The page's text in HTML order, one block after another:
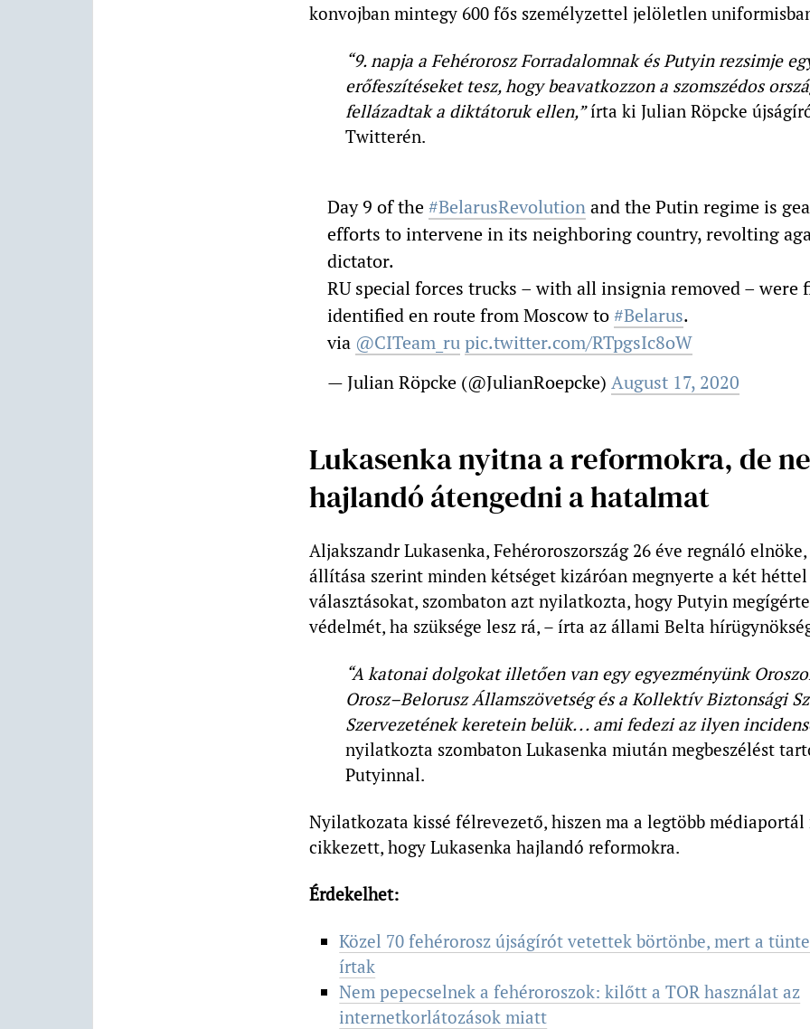
konvojban mintegy 600 fős személyzettel jelöletlen
“9. napja a Fehérorosz Forradalomnak és Putyin rezsimje
erőfeszítéseket tesz, hogy beavatkozzon a szomszédos
fellázadtak a diktátoruk ellen,”írta ki Julian Röpcke
Twitterén.
Day 9 of the#BelarusRevolutionand the Putin regime is
efforts to intervene in its neighboring country, revolting
dictator.
RU special forces trucks – with all insignia removed – were
identified en route from Moscow to#Belarus.
via @CITeam_rupic.twitter.com/RTpgsIc8oW
— Julian Röpcke (@JulianRoepcke) August 17, 2020
Lukasenka nyitna a reformokra, de
hajlandó átengedni a hatalmat
Aljakszandr Lukasenka, Fehéroroszország 26 éve regnáló
állítása szerint minden kétséget kizáróan megnyerte a két
választásokat, szombaton azt nyilatkozta, hogy Putyin
védelmét, ha szüksége lesz rá, – írta az állami Belta
“A katonai dolgokat illetően van egy egyezményünk
Orosz–Belorusz Államszövetség és a Kollektív Biztonsági
Szervezetének keretein belük. . . ami fedezi az ilyen
nyilatkozta szombaton Lukasenka miután megbeszélést
Putyinnal.
Nyilatkozata kissé félrevezető, hiszen ma a legtöbb médiaportál
cikkezett, hogy Lukasenka hajlandó reformokra.
Érdekelhet:
Közel 70 fehérorosz újságírót vetettek börtönbe, mert a
írtak
Nem pepecselnek a fehéroroszok: kilőtt a TOR használat az
internetkorlátozások miatt